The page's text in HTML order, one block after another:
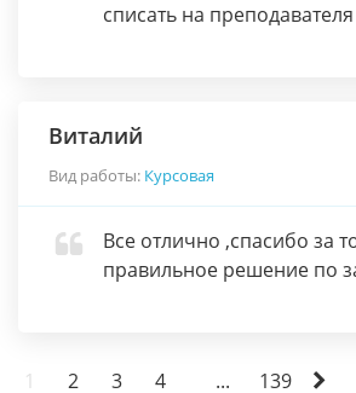
списать на преподавателя
Виталий
Вид работы: Курсовая
Все отлично ,спасибо за
правильное решение по
1 2 3 4 ... 139